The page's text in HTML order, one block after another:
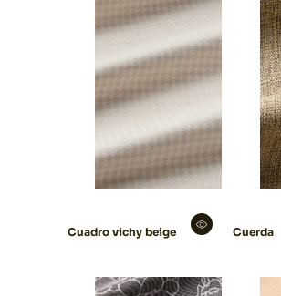
Cuadro vichy beige Cuerda